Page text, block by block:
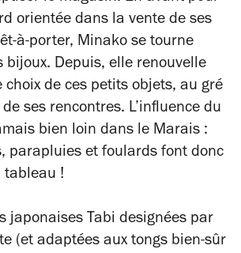
orientée dans la vente de ses
à-porter, Minako se tourne
bijoux. Depuis, elle renouvelle
choix de ces petits objets, au gré
ses rencontres. L’influence du
bien loin dans le Marais :
parapluies et foulards font donc
tableau !
japonaises Tabi designées par
(et adaptées aux tongs bien-sûr